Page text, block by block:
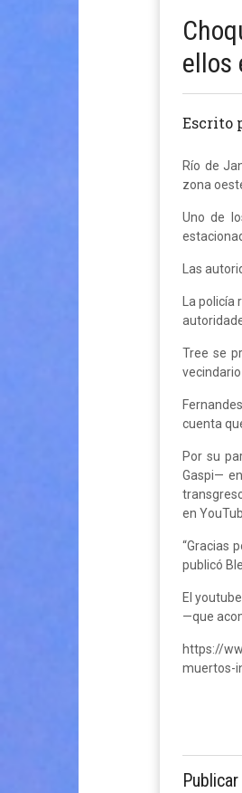
ellos
Escrito
Río de
zona
Uno de
Las
La policía
Tree se
cuenta
Por su
Gaspi—
en
“Gracias
publicó
El
—que
https://
muertos-